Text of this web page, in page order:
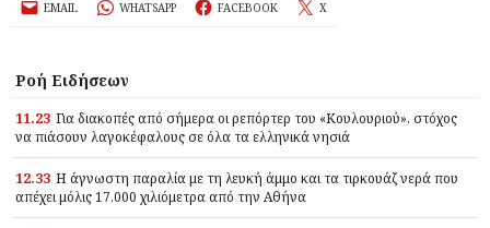
EMAIL WHATSAPP FACEBOOK X
Ροή Ειδήσεων
11.23 Για διακοπές από σήμερα οι ρεπόρτερ του «Κουλουριού», στόχος
να πιάσουν λαγοκέφαλους σε όλα τα ελληνικά νησιά
12.33 Η άγνωστη παραλία με τη λευκή άμμο και τα τιρκουάζ νερά που
απέχει μόλις 17.000 χιλιόμετρα από την Αθήνα